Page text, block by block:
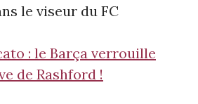
le viseur du FC
: le Barça verrouille
de Rashford !